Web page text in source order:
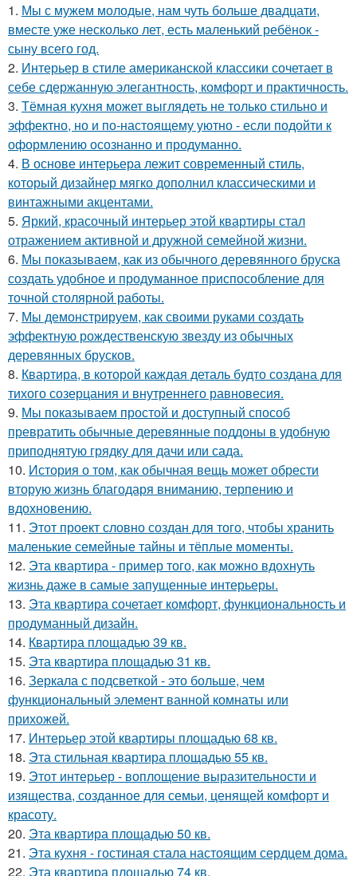
1. Мы с мужем молодые, нам чуть больше двадцати,
вместе уже несколько лет, есть маленький ребёнок -
сыну всего год.
2. Интерьер в стиле американской классики сочетает в
себе сдержанную элегантность, комфорт и практичность.
3. Тёмная кухня может выглядеть не только стильно и
эффектно, но и по-настоящему уютно - если подойти к
оформлению осознанно и продуманно.
4. В основе интерьера лежит современный стиль,
который дизайнер мягко дополнил классическими и
винтажными акцентами.
5. Яркий, красочный интерьер этой квартиры стал
отражением активной и дружной семейной жизни.
6. Мы показываем, как из обычного деревянного бруска
создать удобное и продуманное приспособление для
точной столярной работы.
7. Мы демонстрируем, как своими руками создать
эффектную рождественскую звезду из обычных
деревянных брусков.
8. Квартира, в которой каждая деталь будто создана для
тихого созерцания и внутреннего равновесия.
9. Мы показываем простой и доступный способ
превратить обычные деревянные поддоны в удобную
приподнятую грядку для дачи или сада.
10. История о том, как обычная вещь может обрести
вторую жизнь благодаря вниманию, терпению и
вдохновению.
11. Этот проект словно создан для того, чтобы хранить
маленькие семейные тайны и тёплые моменты.
12. Эта квартира - пример того, как можно вдохнуть
жизнь даже в самые запущенные интерьеры.
13. Эта квартира сочетает комфорт, функциональность и
продуманный дизайн.
14. Квартира площадью 39 кв.
15. Эта квартира площадью 31 кв.
16. Зеркала с подсветкой - это больше, чем
функциональный элемент ванной комнаты или
прихожей.
17. Интерьер этой квартиры площадью 68 кв.
18. Эта стильная квартира площадью 55 кв.
19. Этот интерьер - воплощение выразительности и
изящества, созданное для семьи, ценящей комфорт и
красоту.
20. Эта квартира площадью 50 кв.
21. Эта кухня - гостиная стала настоящим сердцем дома.
22. Эта квартира площадью 74 кв.